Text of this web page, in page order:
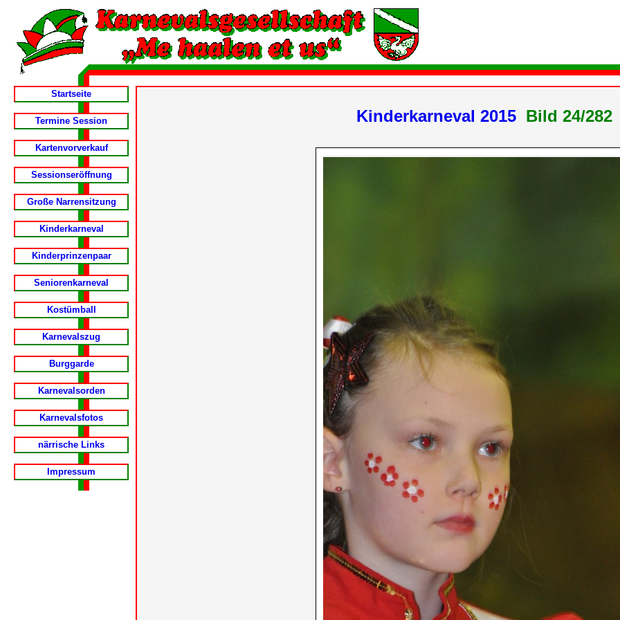
Startseite
Termine Session
Kartenvorverkauf
Sessionseröffnung
Große Narrensitzung
Kinderkarneval
Kinderprinzenpaar
Seniorenkarneval
Kostümball
Karnevalszug
Burggarde
Karnevalsorden
Karnevalsfotos
närrische Links
Impressum
Kinderkarneval 2015Bild 24/